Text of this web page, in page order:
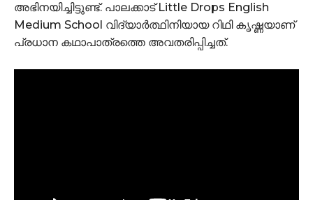
അഭിനയിച്ചിട്ടുണ്ട്. പാലക്കാട് Little Drops English
Medium School വിദ്യാർത്ഥിനിയായ റിഥി കൃഷ്ണയാണ്
പ്രധാന കഥാപാത്രത്തെ അവതരിപ്പിച്ചത്.